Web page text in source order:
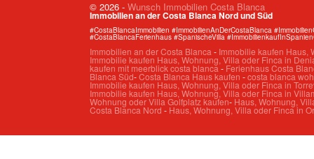
© 2026 - Wunsch Immobilien Costa Blanca
Immobilien an der Costa Blanca Nord und Süd
#CostaBlancaImmobilien #ImmobilienAnDerCostaBlanca
#CostaBlancaFerienhaus #SpanischeVilla
Immobilien an der Costa Blanca- Immobilie kaufen Haus,
Immobilie kaufen Haus, Wohnung, Villa oder Finca in
kaufen mit meerblick costa blanca- Ferienhaus Costa
Blanca Süd-Costa Blanca Haus kaufen -costa blanca
Immobilie kaufen Haus, Wohnung, Villa oder Finca in
Immobilie kaufen Haus, Wohnung, Villa oder Finca in
Wohnung oder Villa Golfplatz kaufen- Haus, Wohnung,
Costa Blanca Nord - Haus, Wohnung, Villa oder Finca in